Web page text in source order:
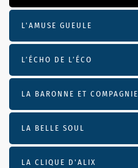
L'AMUSE GUEULE
L’ÉCHO DE L’ÉCO
LA BARONNE ET COMPAGNIE
LA BELLE SOUL
LA CLIQUE D'ALIX